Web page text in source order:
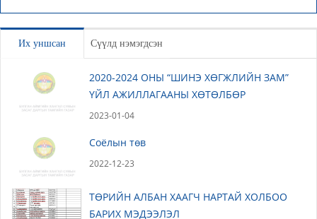
Их уншсан Сүүлд нэмэгдсэн
2020-2024 ОНЫ “ШИНЭ ХӨГЖЛИЙН ЗАМ”
ҮЙЛ АЖИЛЛАГААНЫ ХӨТӨЛБӨР
2023-01-04
Соёлын төв
2022-12-23
ТӨРИЙН АЛБАН ХААГЧ НАРТАЙ ХОЛБОО
БАРИХ МЭДЭЭЛЭЛ